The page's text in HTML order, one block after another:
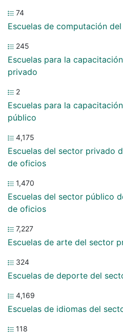
74
Escuelas de computación
245
Escuelas para la
privado
2
Escuelas para la
público
4,175
Escuelas del sector privado
de oficios
1,470
Escuelas del sector público
de oficios
7,227
Escuelas de arte del sector
324
Escuelas de deporte del
4,169
Escuelas de idiomas del
118